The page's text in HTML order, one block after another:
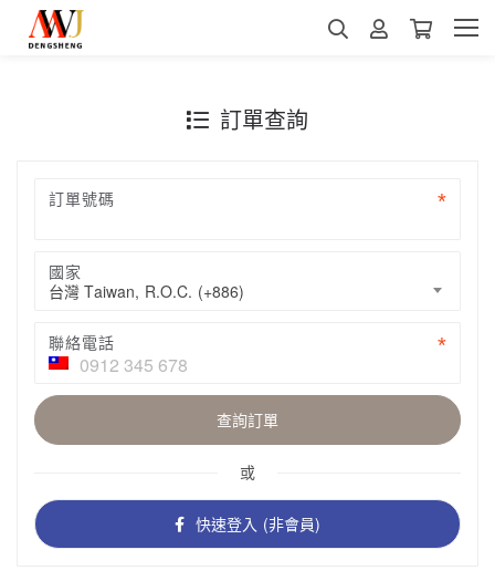
訂單查詢
訂單號碼
國家
台灣 Taiwan, R.O.C. (+886)
聯絡電話
查詢訂單
或
快速登入 (非會員)